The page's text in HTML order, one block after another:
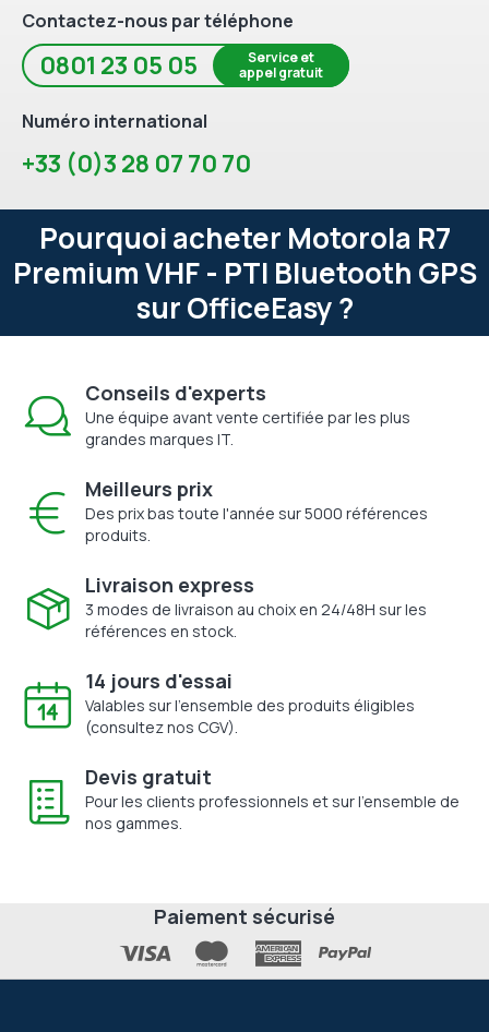
Contactez-nous par téléphone
0801 23 05 05
Service et
appel gratuit
Numéro international
+33 (0)3 28 07 70 70
Pourquoi acheter Motorola R7
Premium VHF - PTI Bluetooth GPS
sur OfficeEasy ?
Conseils d'experts
Une équipe avant vente certifiée par les plus
grandes marques IT.
Meilleurs prix
Des prix bas toute l'année sur 5000 références
produits.
Livraison express
3 modes de livraison au choix en 24/48H sur les
références en stock.
14 jours d'essai
Valables sur l'ensemble des produits éligibles
(consultez nos CGV).
Devis gratuit
Pour les clients professionnels et sur l'ensemble de
nos gammes.
Paiement sécurisé